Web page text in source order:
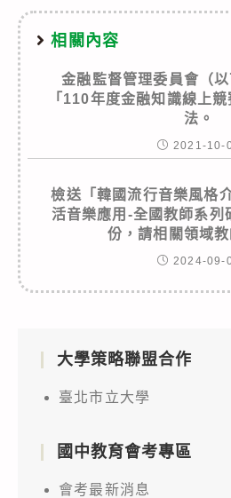
相關內容
金融監督管理委員會（以
「110年度金融知識線上
法。
2021-10-
檢送「韓國流行音樂風格
活音樂應用-全國教師系列
份，請相關領域教
2024-09-
大學策略聯盟合作
臺北市立大學
國中教育會考專區
會考最新消息